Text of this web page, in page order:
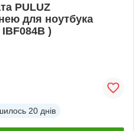
PULUZ
для ноутбука
)
20 днів